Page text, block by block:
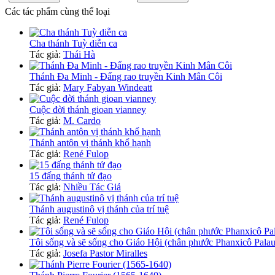
Các tác phẩm cùng thể loại
Cha thánh Tuỳ diễn ca
Tác giả: Thái Hà
Thánh Đa Minh - Đấng rao truyền Kinh Mân Côi
Tác giả: Mary Fabyan Windeatt
Cuộc đời thánh gioan vianney
Tác giả: M. Cardo
Thánh antôn vị thánh khổ hạnh
Tác giả: René Fulop
15 đấng thánh tử đạo
Tác giả: Nhiều Tác Giả
Thánh augustinô vị thánh của trí tuệ
Tác giả: René Fulop
Tôi sống và sẽ sống cho Giáo Hội (chân phước Phanxicô
Tác giả: Josefa Pastor Miralles